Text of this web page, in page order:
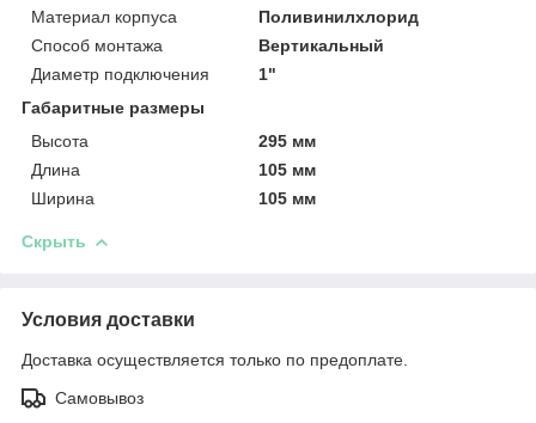
Материал корпуса
Поливинилхлорид
Способ монтажа
Вертикальный
Диаметр подключения
1"
Габаритные размеры
Высота
295 мм
Длина
105 мм
Ширина
105 мм
Скрыть
Условия доставки
Доставка осуществляется только по предоплате.
Самовывоз